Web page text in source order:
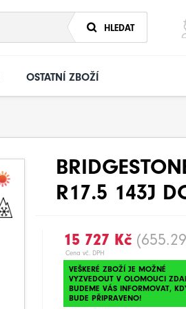
HLEDAT
OSTATNÍ ZBOŽÍ
R17.5 143J
15 727 Kč
Cena vč. DPH
VEŠKERÉ ZBOŽÍ JE MOŽNÉ
VYZVEDOUT V OLOMOUCI
BUDEME VÁS INFORMOVAT,
BUDE PŘIPRAVENO!